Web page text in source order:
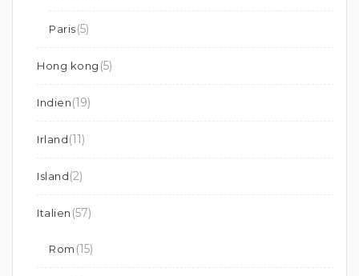
Paris(5)
Hong kong (5)
Indien(19)
Irland(11)
Island(2)
Italien (57)
Rom (15)